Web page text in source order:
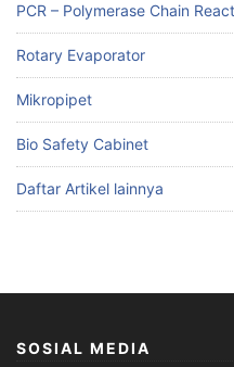
PCR – Polymerase Chain
Rotary Evaporator
Mikropipet
Bio Safety Cabinet
Daftar Artikel lainnya
SOSIAL MEDIA